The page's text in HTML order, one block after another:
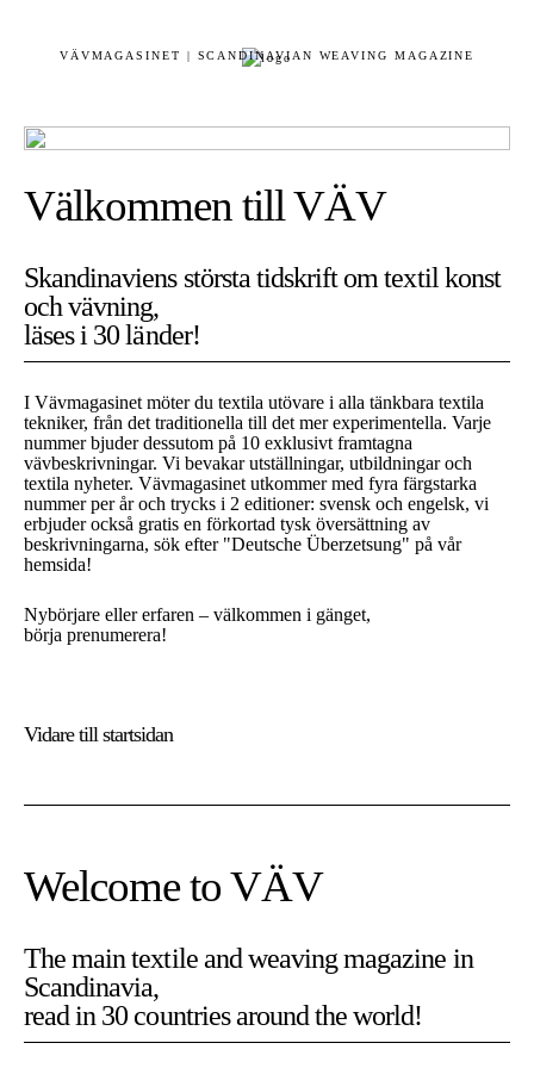
VÄVMAGASINET | SCANDINAVIAN WEAVING MAGAZINE
Välkommen till VÄV
Skandinaviens största tidskrift om textil konst
och vävning,
läses i 30 länder!
I Vävmagasinet möter du textila utövare i alla tänkbara textila
tekniker, från det traditionella till det mer experimentella. Varje
nummer bjuder dessutom på 10 exklusivt framtagna
vävbeskrivningar. Vi bevakar utställningar, utbildningar och
textila nyheter. Vävmagasinet utkommer med fyra färgstarka
nummer per år och trycks i 2 editioner: svensk och engelsk, vi
erbjuder också gratis en förkortad tysk översättning av
beskrivningarna, sök efter "Deutsche Überzetsung" på vår
hemsida!
Nybörjare eller erfaren – välkommen i gänget,
börja prenumerera!
Vidare till startsidan
Welcome to VÄV
The main textile and weaving magazine in
Scandinavia,
read in 30 countries around the world!
På Vävmagasinet använder vi cookies. Cookies är nödvändiga
för att sidan ska fungera som den är tänkt